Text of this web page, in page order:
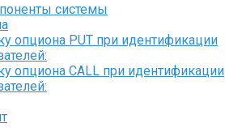
системы
опциона PUT при идентификации
опциона CALL при идентификации